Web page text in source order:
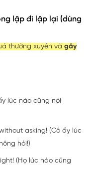
lặp đi lặp lại (dùng
thường xuyên và gây
lúc nào cũng nói
asking! (Cô ấy lúc
hỏi!)
(Họ lúc nào cũng